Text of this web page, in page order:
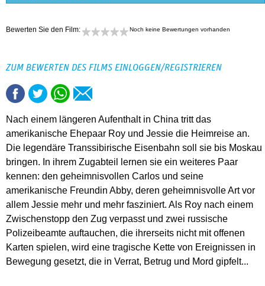
Bewerten Sie den Film: Noch keine Bewertungen vorhanden
ZUM BEWERTEN DES FILMS EINLOGGEN/REGISTRIEREN
Nach einem längeren Aufenthalt in China tritt das
amerikanische Ehepaar Roy und Jessie die Heimreise an.
Die legendäre Transsibirische Eisenbahn soll sie bis Moskau
bringen. In ihrem Zugabteil lernen sie ein weiteres Paar
kennen: den geheimnisvollen Carlos und seine
amerikanische Freundin Abby, deren geheimnisvolle Art vor
allem Jessie mehr und mehr fasziniert. Als Roy nach einem
Zwischenstopp den Zug verpasst und zwei russische
Polizeibeamte auftauchen, die ihrerseits nicht mit offenen
Karten spielen, wird eine tragische Kette von Ereignissen in
Bewegung gesetzt, die in Verrat, Betrug und Mord gipfelt...